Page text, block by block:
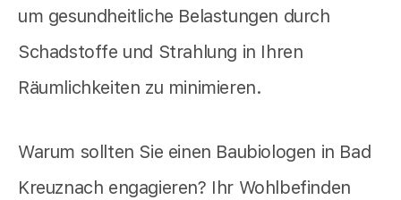
um gesundheitliche Belastungen durch
Schadstoffe und Strahlung in Ihren
Räumlichkeiten zu minimieren.
Warum sollten Sie einen Baubiologen in Bad
Kreuznach engagieren? Ihr Wohlbefinden